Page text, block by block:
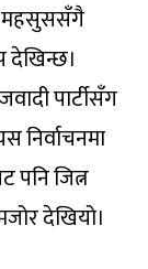
महसुससँगै
देखिन्छ।
पार्टीसँग
निर्वाचनमा
पनि जित्न
देखियो।